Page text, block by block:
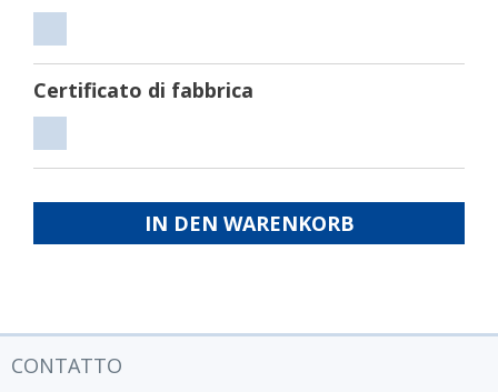
Certificato di fabbrica
di
fabbrica
IN DEN WARENKORB
CONTATTO